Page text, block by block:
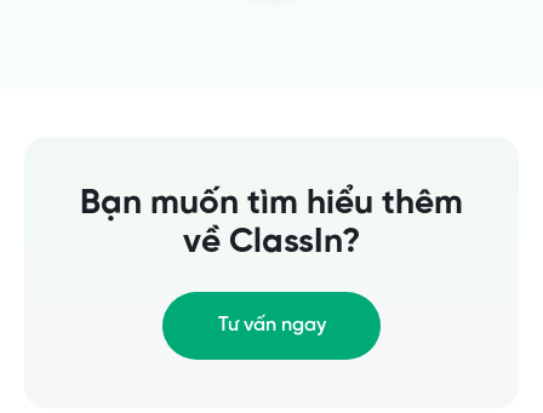
Bạn muốn tìm hiểu thêm
về ClassIn?
Tư vấn ngay